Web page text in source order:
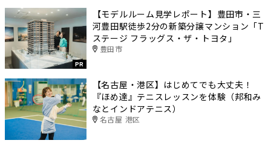
PR
【モデルルーム見学レポート】豊田市・三
河豊田駅徒歩2分の新築分譲マンション「T
ステージ フラッグス・ザ・トヨタ」
豊田市
【名古屋・港区】はじめてでも大丈夫！
『ほめ達』テニスレッスンを体験（邦和み
なとインドアテニス）
名古屋 港区